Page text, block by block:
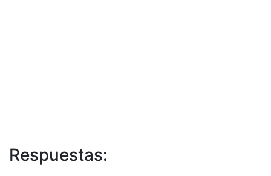
Respuestas: